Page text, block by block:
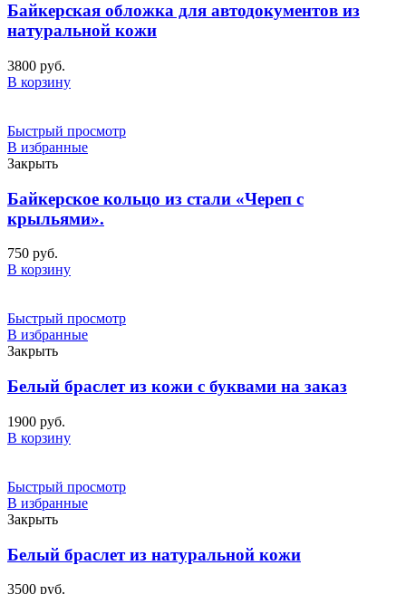
Байкерская обложка для автодокументов из
натуральной кожи
3800 руб.
В корзину
Быстрый просмотр
В избранные
Закрыть
Байкерское кольцо из стали «Череп с
крыльями».
750 руб.
В корзину
Быстрый просмотр
В избранные
Закрыть
Белый браслет из кожи с буквами на заказ
1900 руб.
В корзину
Быстрый просмотр
В избранные
Закрыть
Белый браслет из натуральной кожи
3500 руб.